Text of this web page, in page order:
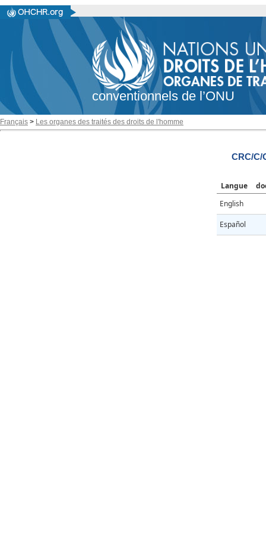
conventionnels de l’ONU
Français > Les organes des traités des droits de l'homme
CRC/C/
Langue
English
Español